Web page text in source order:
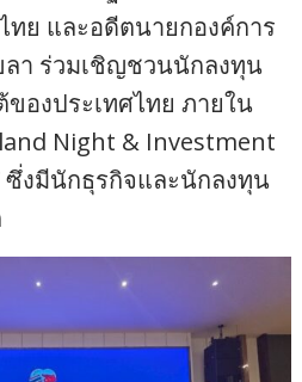
ทย และอดีตนายกองค์การ
า ร่วมเชิญชวนนักลงทุน
องประเทศไทย ภายใน
Night & Investment
ซึ่งมีนักธุรกิจและนักลงทุน